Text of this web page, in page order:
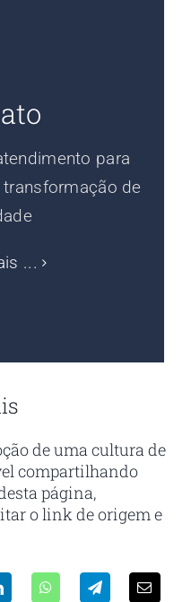
para
de
...
de uma cultura de
compartilhando
página,
o link de origem e